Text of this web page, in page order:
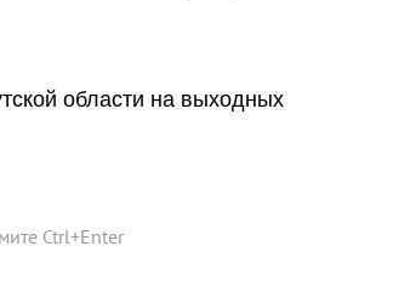
области на выходных
Ctrl+Enter